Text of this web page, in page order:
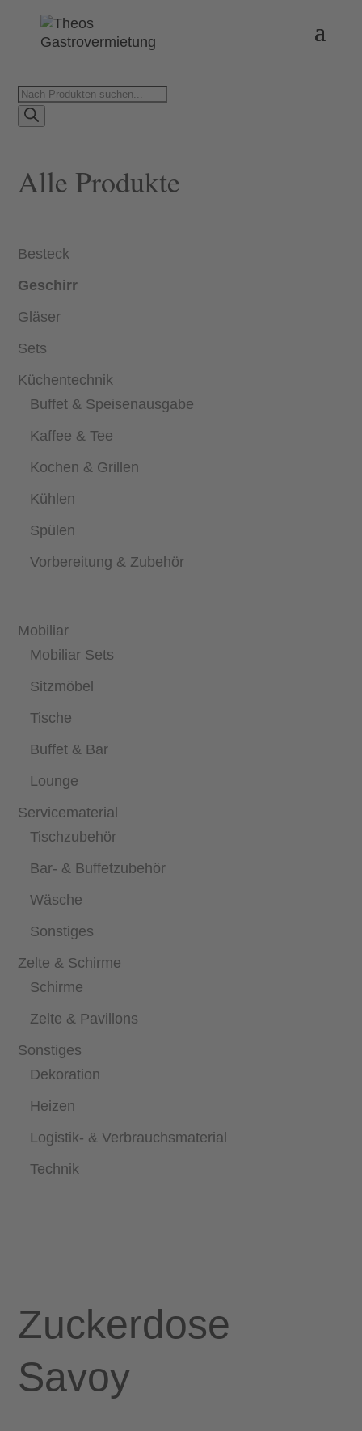
Products
search
Alle Produkte
Besteck
Geschirr
Gläser
Sets
Küchentechnik
Buffet & Speisenausgabe
Kaffee & Tee
Kochen & Grillen
Kühlen
Spülen
Vorbereitung & Zubehör
Mobiliar
Mobiliar Sets
Sitzmöbel
Tische
Buffet & Bar
Lounge
Servicematerial
Tischzubehör
Bar- & Buffetzubehör
Wäsche
Sonstiges
Zelte & Schirme
Schirme
Zelte & Pavillons
Sonstiges
Dekoration
Heizen
Logistik- & Verbrauchsmaterial
Technik
Zuckerdose
Savoy